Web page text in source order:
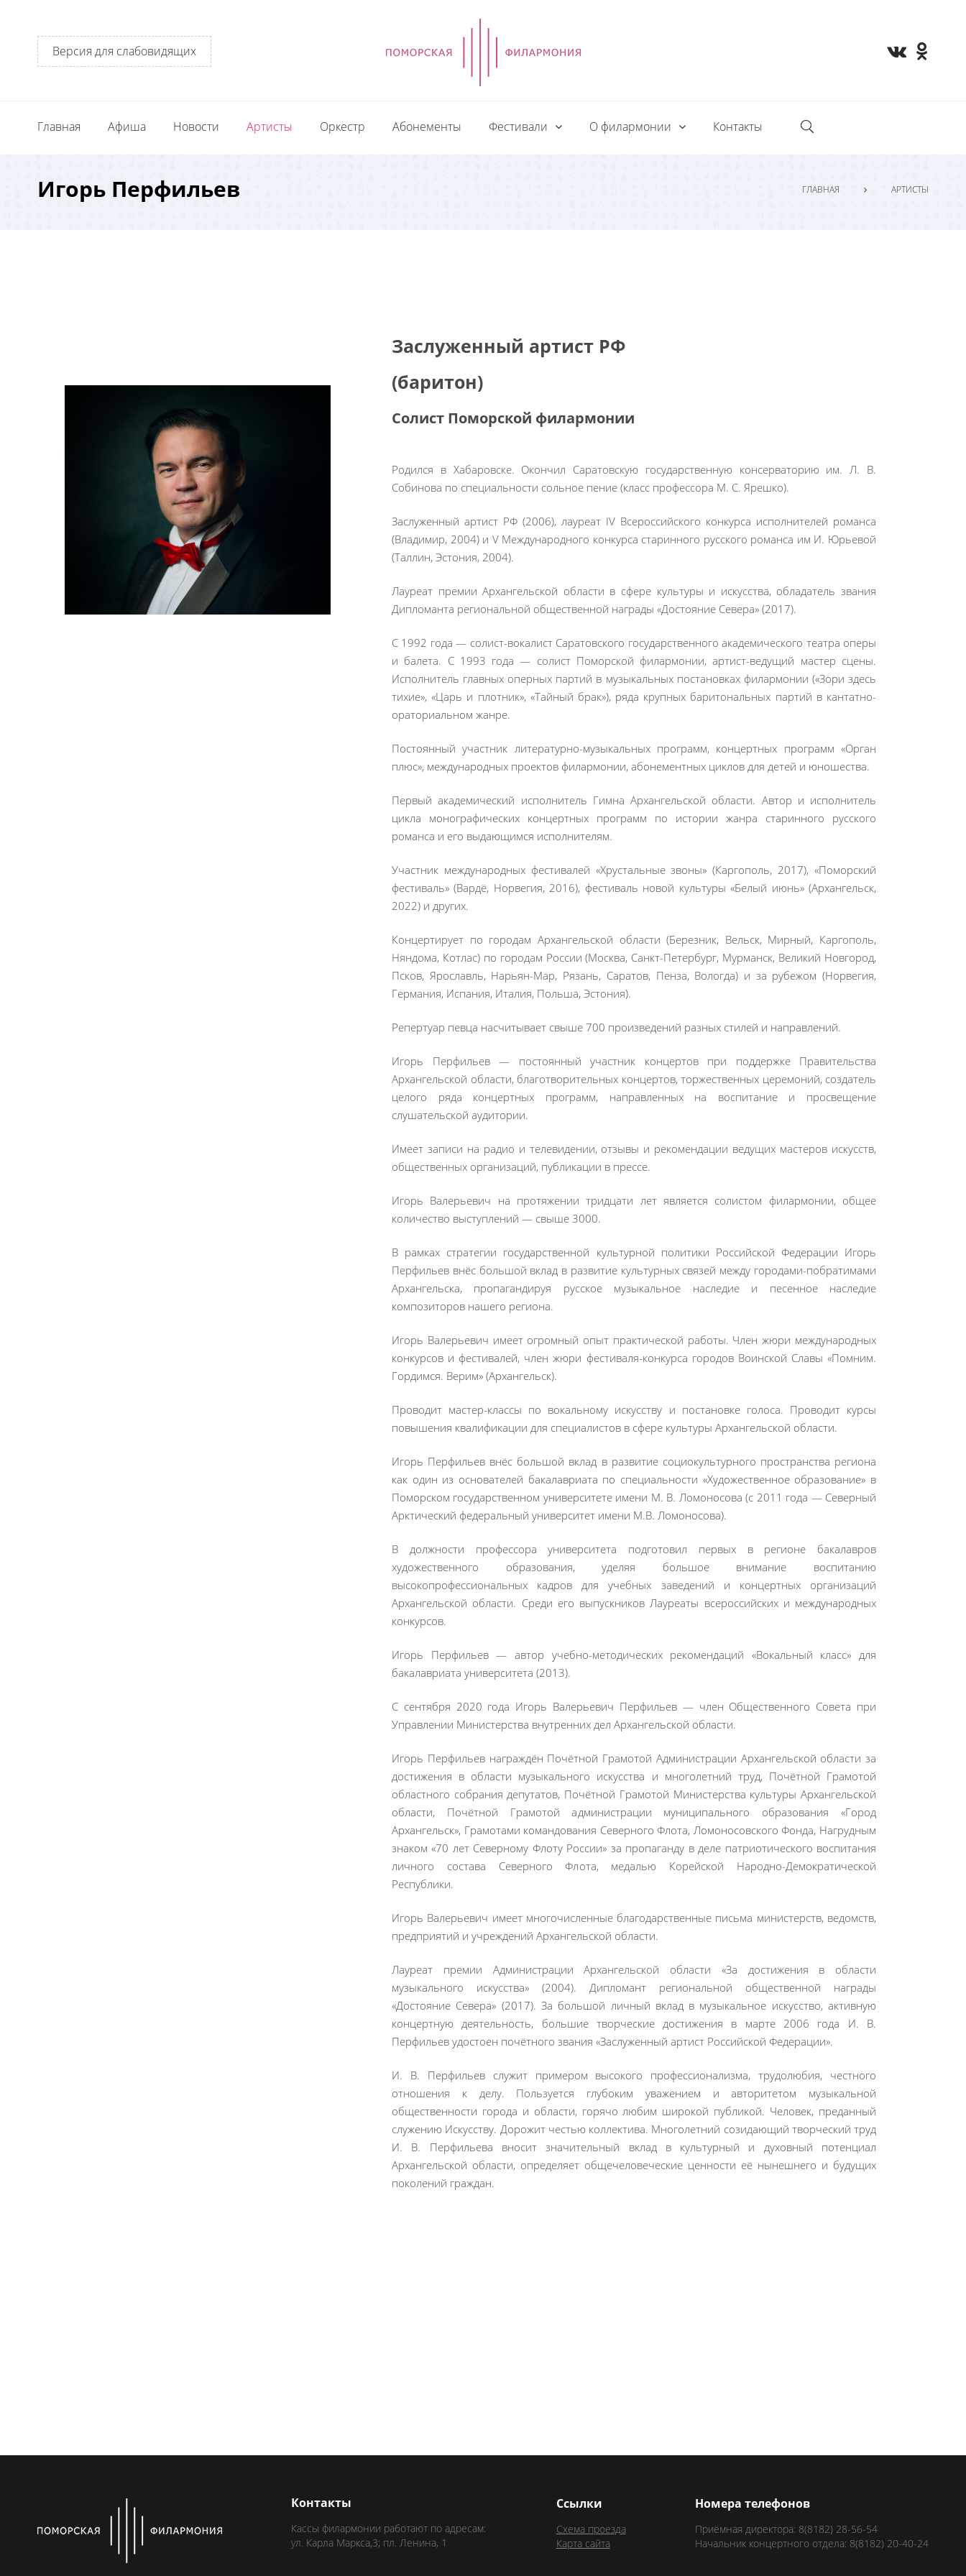
Версия для слабовидящих
Главная Афиша Новости Артисты Оркестр Абонементы Фестивали О филармонии Контакты
Игорь Перфильев ГЛАВНАЯ АРТИСТЫ
Заслуженный артист РФ
(баритон)
Солист Поморской филармонии
Родился в Хабаровске. Окончил Саратовскую государственную консерваторию им. Л. В.
Собинова по специальности сольное пение (класс профессора М. С. Ярешко).
Заслуженный артист РФ (2006), лауреат IV Всероссийского конкурса исполнителей романса
(Владимир, 2004) и V Международного конкурса старинного русского романса им И. Юрьевой
(Таллин, Эстония, 2004).
Лауреат премии Архангельской области в сфере культуры и искусства, обладатель звания
Дипломанта региональной общественной награды «Достояние Севера» (2017).
С 1992 года — солист-вокалист Саратовского государственного академического театра оперы
и балета. С 1993 года — солист Поморской филармонии, артист-ведущий мастер сцены.
Исполнитель главных оперных партий в музыкальных постановках филармонии («Зори здесь
тихие», «Царь и плотник», «Тайный брак»), ряда крупных баритональных партий в кантатно-
ораториальном жанре.
Постоянный участник литературно-музыкальных программ, концертных программ «Орган
плюс», международных проектов филармонии, абонементных циклов для детей и юношества.
Первый академический исполнитель Гимна Архангельской области. Автор и исполнитель
цикла монографических концертных программ по истории жанра старинного русского
романса и его выдающимся исполнителям.
Участник международных фестивалей «Хрустальные звоны» (Каргополь, 2017), «Поморский
фестиваль» (Вардё, Норвегия, 2016), фестиваль новой культуры «Белый июнь» (Архангельск,
2022) и других.
Концертирует по городам Архангельской области (Березник, Вельск, Мирный, Каргополь,
Няндома, Котлас) по городам России (Москва, Санкт-Петербург, Мурманск, Великий Новгород,
Псков, Ярославль, Нарьян-Мар, Рязань, Саратов, Пенза, Вологда) и за рубежом (Норвегия,
Германия, Испания, Италия, Польша, Эстония).
Репертуар певца насчитывает свыше 700 произведений разных стилей и направлений.
Игорь Перфильев — постоянный участник концертов при поддержке Правительства
Архангельской области, благотворительных концертов, торжественных церемоний, создатель
целого ряда концертных программ, направленных на воспитание и просвещение
слушательской аудитории.
Имеет записи на радио и телевидении, отзывы и рекомендации ведущих мастеров искусств,
общественных организаций, публикации в прессе.
Игорь Валерьевич на протяжении тридцати лет является солистом филармонии, общее
количество выступлений — свыше 3000.
В рамках стратегии государственной культурной политики Российской Федерации Игорь
Перфильев внёс большой вклад в развитие культурных связей между городами-побратимами
Архангельска, пропагандируя русское музыкальное наследие и песенное наследие
композиторов нашего региона.
Игорь Валерьевич имеет огромный опыт практической работы. Член жюри международных
конкурсов и фестивалей, член жюри фестиваля-конкурса городов Воинской Славы «Помним.
Гордимся. Верим» (Архангельск).
Проводит мастер-классы по вокальному искусству и постановке голоса. Проводит курсы
повышения квалификации для специалистов в сфере культуры Архангельской области.
Игорь Перфильев внёс большой вклад в развитие социокультурного пространства региона
как один из основателей бакалавриата по специальности «Художественное образование» в
Поморском государственном университете имени М. В. Ломоносова (с 2011 года — Северный
Арктический федеральный университет имени М.В. Ломоносова).
В должности профессора университета подготовил первых в регионе бакалавров
художественного образования, уделяя большое внимание воспитанию
высокопрофессиональных кадров для учебных заведений и концертных организаций
Архангельской области. Среди его выпускников Лауреаты всероссийских и международных
конкурсов.
Игорь Перфильев — автор учебно-методических рекомендаций «Вокальный класс» для
бакалавриата университета (2013).
С сентября 2020 года Игорь Валерьевич Перфильев — член Общественного Совета при
Управлении Министерства внутренних дел Архангельской области.
Игорь Перфильев награждён Почётной Грамотой Администрации Архангельской области за
достижения в области музыкального искусства и многолетний труд, Почётной Грамотой
областного собрания депутатов, Почётной Грамотой Министерства культуры Архангельской
области, Почётной Грамотой администрации муниципального образования «Город
Архангельск», Грамотами командования Северного Флота, Ломоносовского Фонда, Нагрудным
знаком «70 лет Северному Флоту России» за пропаганду в деле патриотического воспитания
личного состава Северного Флота, медалью Корейской Народно-Демократической
Республики.
Игорь Валерьевич имеет многочисленные благодарственные письма министерств, ведомств,
предприятий и учреждений Архангельской области.
Лауреат премии Администрации Архангельской области «За достижения в области
музыкального искусства» (2004). Дипломант региональной общественной награды
«Достояние Севера» (2017). За большой личный вклад в музыкальное искусство, активную
концертную деятельность, большие творческие достижения в марте 2006 года И. В.
Перфильев удостоен почётного звания «Заслуженный артист Российской Федерации».
И. В. Перфильев служит примером высокого профессионализма, трудолюбия, честного
отношения к делу. Пользуется глубоким уважением и авторитетом музыкальной
общественности города и области, горячо любим широкой публикой. Человек, преданный
служению Искусству. Дорожит честью коллектива. Многолетний созидающий творческий труд
И. В. Перфильева вносит значительный вклад в культурный и духовный потенциал
Архангельской области, определяет общечеловеческие ценности её нынешнего и будущих
поколений граждан.
Контакты
Кассы филармонии работают по адресам:
ул. Карла Маркса,3; пл. Ленина, 1
Номера телефонов
Приёмная директора: 8(8182) 28-56-54
Начальник концертного отдела: 8(8182) 20-40-24
Ссылки
Схема проезда
Карта сайта